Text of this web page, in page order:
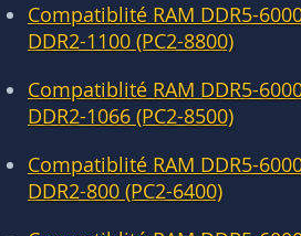
Compatiblité RAM DDR5-
DDR2-1100 (PC2-8800)
Compatiblité RAM DDR5-
DDR2-1066 (PC2-8500)
Compatiblité RAM DDR5-
DDR2-800 (PC2-6400)